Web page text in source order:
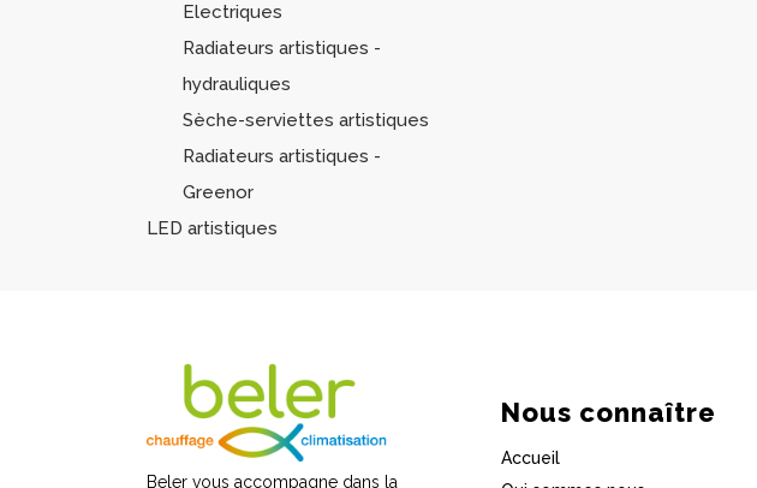
Electriques
Radiateurs artistiques -
hydrauliques
Sèche-serviettes artistiques
Radiateurs artistiques -
Greenor
LED artistiques
Beler vous accompagne dans la
Nous connaître
Accueil